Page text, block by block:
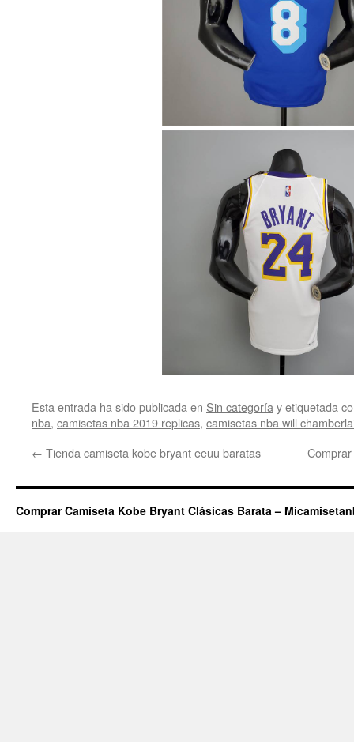
Esta entrada ha sido publicada en Sin categoríay etiquetada
nba, camisetas nba 2019 replicas, camisetas nba will
← Tienda camiseta kobe bryant eeuu baratas
Comprar Camiseta Kobe Bryant Clásicas Barata –